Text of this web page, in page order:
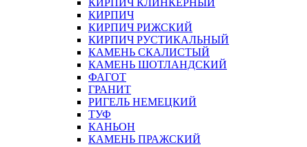
КИРПИЧ КЛИНКЕРНЫЙ
КИРПИЧ
КИРПИЧ РИЖСКИЙ
КИРПИЧ РУСТИКАЛЬНЫЙ
КАМЕНЬ СКАЛИСТЫЙ
КАМЕНЬ ШОТЛАНДСКИЙ
ФАГОТ
ГРАНИТ
РИГЕЛЬ НЕМЕЦКИЙ
ТУФ
КАНЬОН
КАМЕНЬ ПРАЖСКИЙ